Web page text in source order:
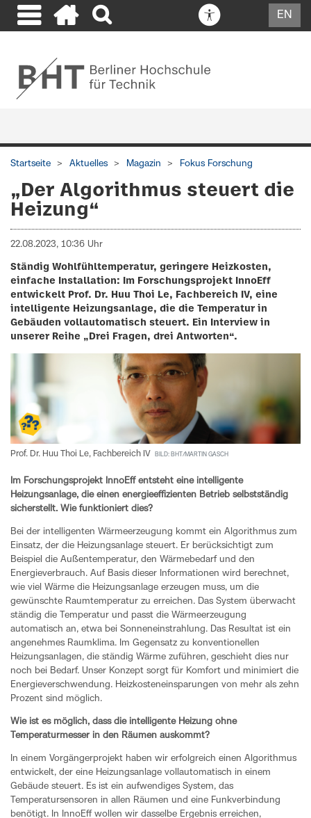
EN
Startseite Aktuelles Magazin Fokus Forschung
„Der Algorithmus steuert die
Heizung“
22.08.2023, 10:36 Uhr
Ständig Wohlfühltemperatur, geringere Heizkosten,
einfache Installation: Im Forschungsprojekt InnoEff
entwickelt Prof. Dr. Huu Thoi Le, Fachbereich IV, eine
intelligente Heizungsanlage, die die Temperatur in
Gebäuden vollautomatisch steuert. Ein Interview in
unserer Reihe „Drei Fragen, drei Antworten“.
Prof. Dr. Huu Thoi Le, Fachbereich IV BILD: BHT/MARTIN GASCH
Im Forschungsprojekt InnoEff entsteht eine intelligente
Heizungsanlage, die einen energieeffizienten Betrieb selbstständig
sicherstellt. Wie funktioniert dies?
Bei der intelligenten Wärmeerzeugung kommt ein Algorithmus zum
Einsatz, der die Heizungsanlage steuert. Er berücksichtigt zum
Beispiel die Außentemperatur, den Wärmebedarf und den
Energieverbrauch. Auf Basis dieser Informationen wird berechnet,
wie viel Wärme die Heizungsanlage erzeugen muss, um die
gewünschte Raumtemperatur zu erreichen. Das System überwacht
ständig die Temperatur und passt die Wärmeerzeugung
automatisch an, etwa bei Sonneneinstrahlung. Das Resultat ist ein
angenehmes Raumklima. Im Gegensatz zu konventionellen
Heizungsanlagen, die ständig Wärme zuführen, geschieht dies nur
noch bei Bedarf. Unser Konzept sorgt für Komfort und minimiert die
Energieverschwendung. Heizkosteneinsparungen von mehr als zehn
Prozent sind möglich.
Wie ist es möglich, dass die intelligente Heizung ohne
Temperaturmesser in den Räumen auskommt?
In einem Vorgängerprojekt haben wir erfolgreich einen Algorithmus
entwickelt, der eine Heizungsanlage vollautomatisch in einem
Gebäude steuert. Es ist ein aufwendiges System, das
Temperatursensoren in allen Räumen und eine Funkverbindung
benötigt. In InnoEff wollen wir dasselbe Ergebnis erreichen,